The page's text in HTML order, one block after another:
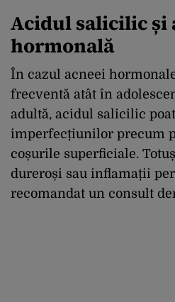
Acidul salicilic și
hormonală
În cazul acneei
frecventă atât în
adultă, acidul salicilic
imperfecțiunilor precum
coșurile superficiale.
dureroși sau inflamații
recomandat un consult